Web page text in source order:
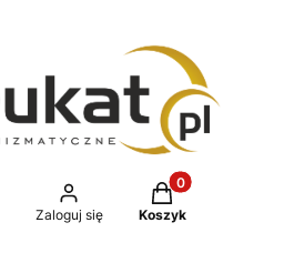
wyszukiwarkę
Zaloguj się
Produkty w
Koszyk